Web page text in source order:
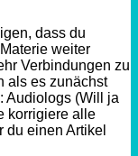
dass du
weiter
Verbindungen zu
als es zunächst
Audiologs (Will ja
korrigiere alle
du einen Artikel